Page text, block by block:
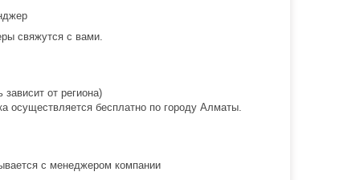
свяжутся с вами.
от региона)
осуществляется бесплатно по городу Алматы.
с менеджером компании